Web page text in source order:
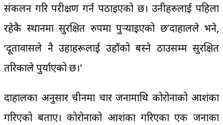
संकलन गरि परीक्षण गर्न पठाइएको छ। उनीहरुलाई पहिला
रहेकै स्थानमा सुरक्षित रुपमा पुर्‍याइएको छ’दाहालले भने,
‘दूतावासले नै उहाहरूलाई उहाँको बस्ने ठाउसम्म सुरक्षित
तरिकाले पुर्याएको छ।’
दाहालका अनुसार चीनमा चार जनामाथि कोरोनाको आशंका
गरिएको बताए। कोरोनाको आशंका गरिएका एक जनाका